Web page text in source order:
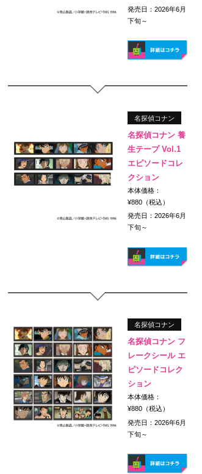
発売日：2026年6月
下旬～
名探偵コナン
名探偵コナン 養
生テープ Vol.1
エピソードコレ
クション
本体価格：
¥880（税込）
発売日：2026年6月
下旬～
名探偵コナン
名探偵コナン フ
レークシール エ
ピソードコレク
ション
本体価格：
¥880（税込）
発売日：2026年6月
下旬～